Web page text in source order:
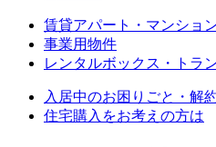
賃貸アパート・マンショ
事業用物件
レンタルボックス・トラ
入居中のお困りごと・解
住宅購入をお考えの方は